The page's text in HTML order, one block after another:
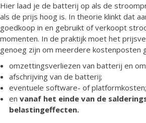
Hier laad je de batterij op als de
als de prijs hoog is. In theorie klinkt dat
goedkoop in en gebruikt of verkoopt
momenten. In de praktijk moet het
genoeg zijn om meerdere kostenposten
omzettingsverliezen van batterij en
afschrijving van de batterij;
eventuele software- of platformkosten;
en vanaf het einde van de
belastingeffecten.